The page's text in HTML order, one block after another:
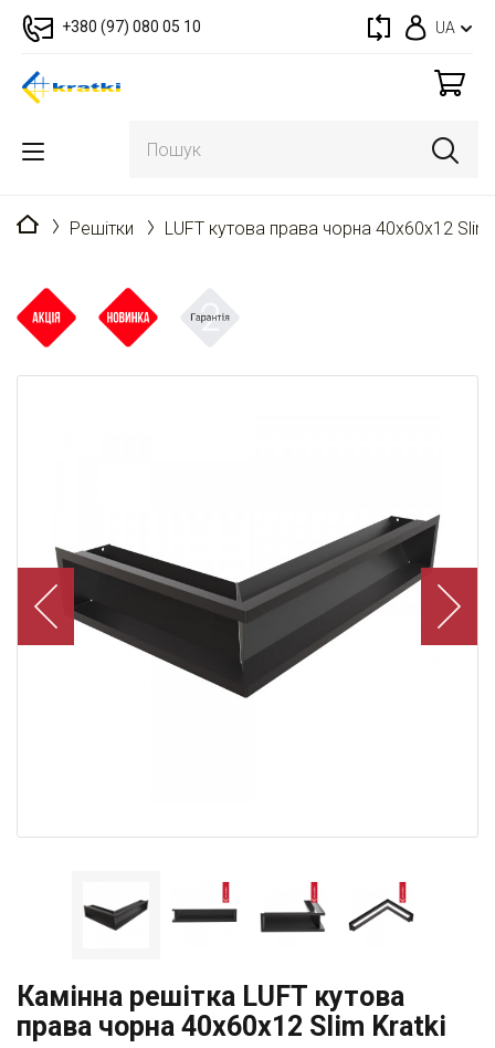
+380 (97) 080 05 10 UA
Головна
Решітки LUFT кутова права чорна 40x60x12 Slim
Камінна решітка LUFT кутова
права чорна 40x60x12 Slim Kratki